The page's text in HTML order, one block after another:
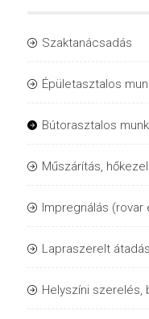
Szaktanácsadás
Épületasztalos
Bútorasztalos
Műszárítás,
Impregnálás
Lapraszerelt átadás
Helyszíni szerelés,